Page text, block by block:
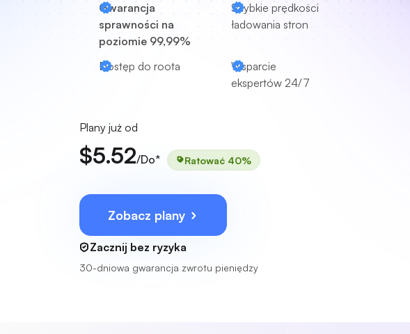
Gwarancja
sprawności na
poziomie 99,99%
Szybkie prędkości
ładowania stron
Dostęp do roota
Wsparcie
ekspertów 24/7
Plany już od
$5.52/Do* Ratować 40%
Zobacz plany
Zacznij bez ryzyka
30-dniowa gwarancja zwrotu pieniędzy